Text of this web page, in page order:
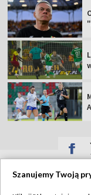
Szanujemy Twoją